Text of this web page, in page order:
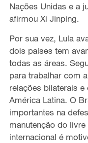
Nações Unidas e a
afirmou Xi Jinping.
Por sua vez, Lula
dois países tem
todas as áreas.
para trabalhar com
relações bilaterais e
América Latina. O
importantes na
manutenção do livre
internacional é